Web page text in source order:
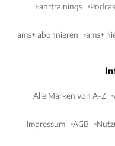
Fahrtrainings
ams+ abonnieren ams+
Alle Marken von A-Z
Impressum AGB